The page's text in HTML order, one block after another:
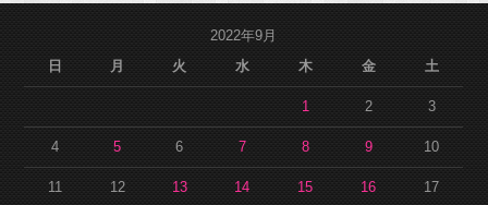
2022年9月
日
月 火 水 木 金 土
1 2 3
4 5 6 7 8 9 10
11 12 13 14 15 16 17